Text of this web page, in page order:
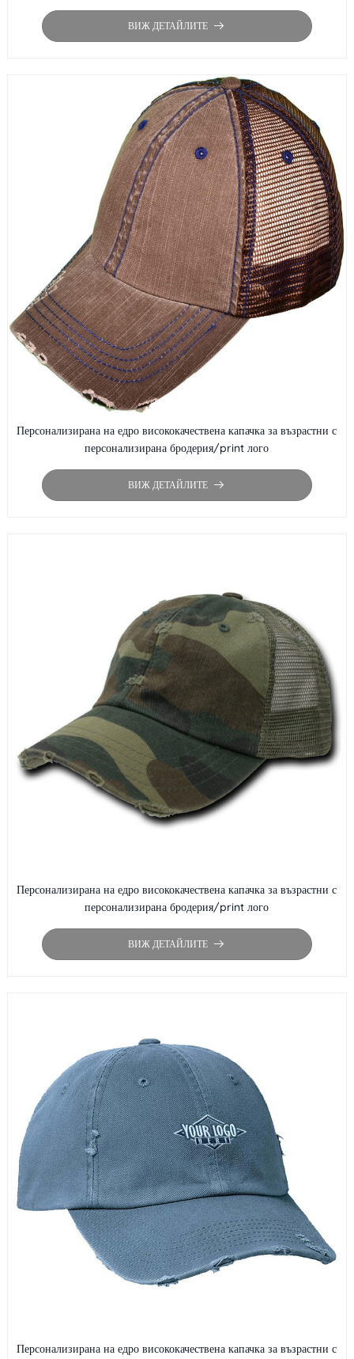
ВИЖ ДЕТАЙЛИТЕ
Персонализирана на едро висококачествена капачка за възрастни с
персонализирана бродерия/print лого
ВИЖ ДЕТАЙЛИТЕ
Персонализирана на едро висококачествена капачка за възрастни с
персонализирана бродерия/print лого
ВИЖ ДЕТАЙЛИТЕ
Персонализирана на едро висококачествена капачка за възрастни с